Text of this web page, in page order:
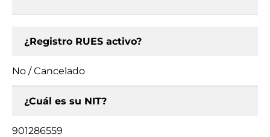
¿Registro RUES activo?
No / Cancelado
¿Cuál es su NIT?
901286559